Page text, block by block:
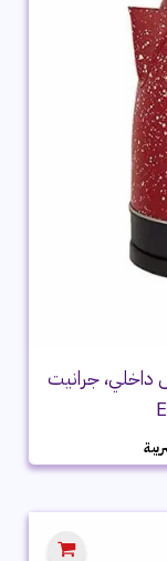
1.8 لتر، استانلس داخلي، جرانيت